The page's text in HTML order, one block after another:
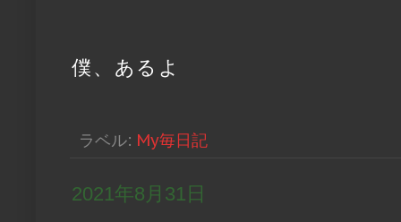
僕、あるよ
ラベル: My毎日記
2021年8月31日